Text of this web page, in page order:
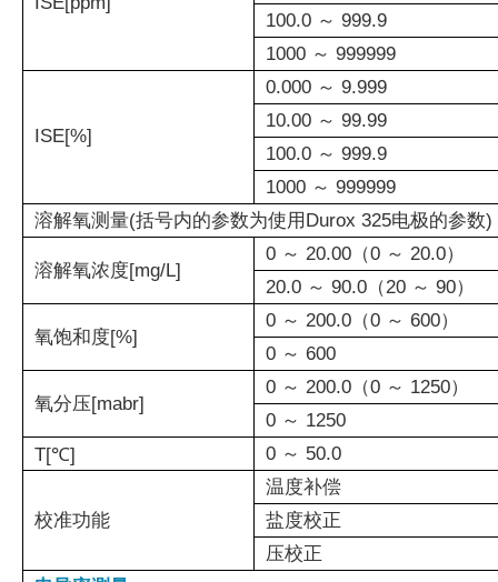
100.0 ～ 999.9
1000 ～ 999999
ISE[%]
0.000 ～ 9.999
10.00 ～ 99.99
100.0 ～ 999.9
1000 ～ 999999
溶解氧测量(括号内的参数为使用Durox 325电极的参数)
溶解氧浓度[mg/L]
0 ～ 20.00（0 ～ 20.0）
20.0 ～ 90.0（20 ～ 90）
氧饱和度[%]
0 ～ 200.0（0 ～ 600）
0 ～ 600
氧分压[mabr]
0 ～ 200.0（0 ～ 1250）
0 ～ 1250
T[℃]
0 ～ 50.0
校准功能
温度补偿
盐度校正
压校正